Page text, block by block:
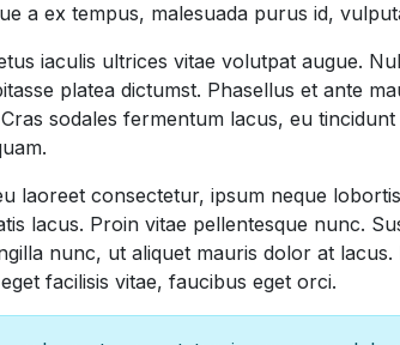
a ex tempus, malesuada purus id,
iaculis ultrices vitae volutpat augue.
platea dictumst. Phasellus et ante
sodales fermentum lacus, eu
laoreet consectetur, ipsum neque
lacus. Proin vitae pellentesque nunc.
nunc, ut aliquet mauris dolor at
facilisis vitae, faucibus eget orci.